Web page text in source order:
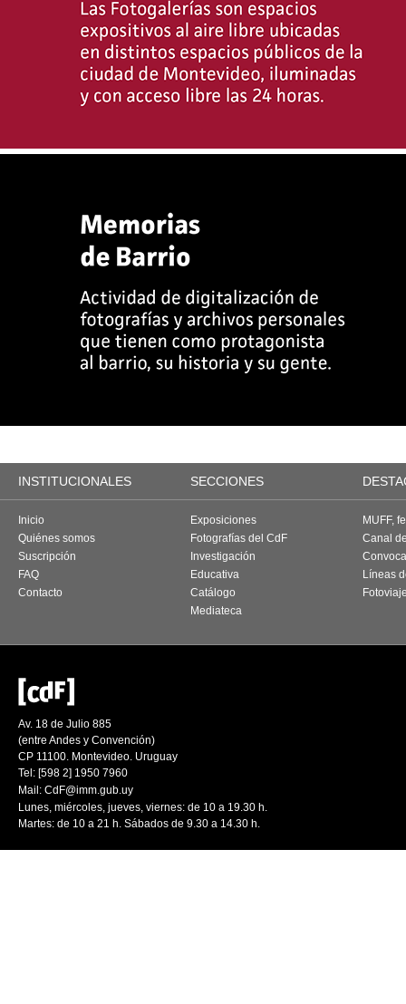
INSTITUCIONALES SECCIONES
Inicio
Quiénes somos
Suscripción
FAQ
Contacto
Exposiciones
Fotografías del CdF
Investigación
Educativa
Catálogo
Mediateca
MUFF,
Canal
Líneas
Av. 18 de Julio 885
(entre Andes y Convención)
CP 11100. Montevideo. Uruguay
Tel: [598 2] 1950 7960
Mail: CdF@imm.gub.uy
Lunes, miércoles, jueves, viernes: de 10 a 19.30 h.
Martes: de 10 a 21 h. Sábados de 9.30 a 14.30 h.